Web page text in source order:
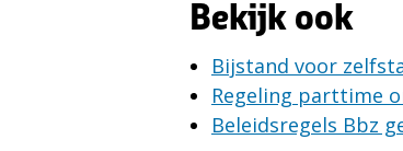
Bekijk ook
Bijstand voor
Regeling parttime
Beleidsregels Bbz